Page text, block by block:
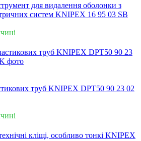
для видалення оболонки з
систем KNIPEX 16 95 03 SB
труб KNIPEX DPT50 90 23 02